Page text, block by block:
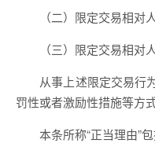
（二）限定交易相对人
（三）限定交易相对人
从事上述限定交易行为
罚性或者激励性措施等方
本条所称“正当理由”包